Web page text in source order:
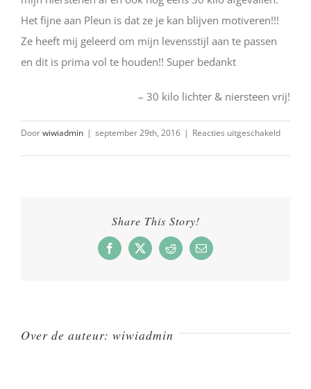
Het fijne aan Pleun is dat ze je kan blijven motiveren!!!
Ze heeft mij geleerd om mijn levensstijl aan te passen
en dit is prima vol te houden!! Super bedankt
30 kilo lichter & niersteen vrij!
Doorwiwiadmin | september 29th, 2016 | Reacties uitgeschakeldvoor
Share This Story!
Facebook
X RedditE-
mail
Over de auteur: wiwiadmin